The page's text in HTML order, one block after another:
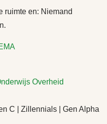
ruimte en: Niemand
Overheid
C | Zillennials | Gen Alpha